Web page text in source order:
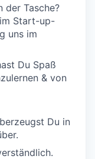
der Tasche?
Start-up-
uns im
Du Spaß
& von
Du in